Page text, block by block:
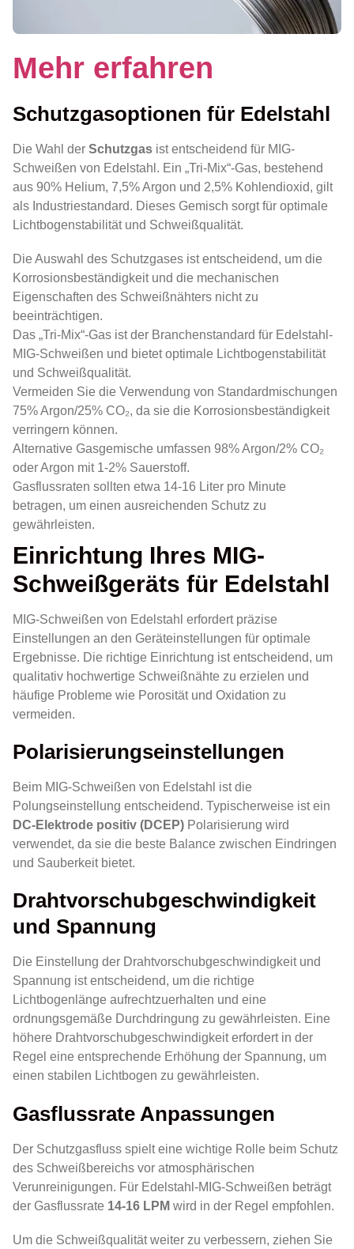
Mehr erfahren
Schutzgasoptionen für Edelstahl
Die Wahl der Schutzgas ist entscheidend für MIG-
Schweißen von Edelstahl. Ein „Tri-Mix“-Gas, bestehend
aus 90% Helium, 7,5% Argon und 2,5% Kohlendioxid, gilt
als Industriestandard. Dieses Gemisch sorgt für optimale
Lichtbogenstabilität und Schweißqualität.
Die Auswahl des Schutzgases ist entscheidend, um die
Korrosionsbeständigkeit und die mechanischen
Eigenschaften des Schweißnähters nicht zu
beeinträchtigen.
Das „Tri-Mix“-Gas ist der Branchenstandard für Edelstahl-
MIG-Schweißen und bietet optimale Lichtbogenstabilität
und Schweißqualität.
Vermeiden Sie die Verwendung von Standardmischungen
75% Argon/25% CO₂, da sie die Korrosionsbeständigkeit
verringern können.
Alternative Gasgemische umfassen 98% Argon/2% CO₂
oder Argon mit 1-2% Sauerstoff.
Gasflussraten sollten etwa 14-16 Liter pro Minute
betragen, um einen ausreichenden Schutz zu
gewährleisten.
Einrichtung Ihres MIG-
Schweißgeräts für Edelstahl
MIG-Schweißen von Edelstahl erfordert präzise
Einstellungen an den Geräteinstellungen für optimale
Ergebnisse. Die richtige Einrichtung ist entscheidend, um
qualitativ hochwertige Schweißnähte zu erzielen und
häufige Probleme wie Porosität und Oxidation zu
vermeiden.
Polarisierungseinstellungen
Beim MIG-Schweißen von Edelstahl ist die
Polungseinstellung entscheidend. Typischerweise ist ein
DC-Elektrode positiv (DCEP) Polarisierung wird
verwendet, da sie die beste Balance zwischen Eindringen
und Sauberkeit bietet.
Drahtvorschubgeschwindigkeit
und Spannung
Die Einstellung der Drahtvorschubgeschwindigkeit und
Spannung ist entscheidend, um die richtige
Lichtbogenlänge aufrechtzuerhalten und eine
ordnungsgemäße Durchdringung zu gewährleisten. Eine
höhere Drahtvorschubgeschwindigkeit erfordert in der
Regel eine entsprechende Erhöhung der Spannung, um
einen stabilen Lichtbogen zu gewährleisten.
Gasflussrate Anpassungen
Der Schutzgasfluss spielt eine wichtige Rolle beim Schutz
des Schweißbereichs vor atmosphärischen
Verunreinigungen. Für Edelstahl-MIG-Schweißen beträgt
der Gasflussrate 14-16 LPM wird in der Regel empfohlen.
Um die Schweißqualität weiter zu verbessern, ziehen Sie